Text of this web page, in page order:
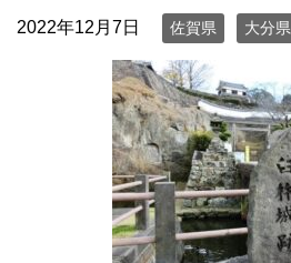
2022年12月7日 佐賀県 大分県